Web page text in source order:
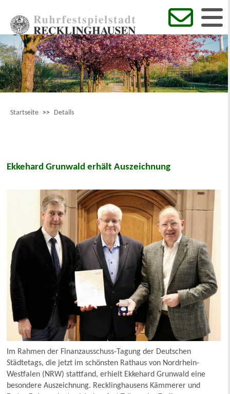
Startseite >> Details
Ekkehard Grunwald erhält Auszeichnung
Im Rahmen der Finanzausschuss-Tagung der Deutschen
Städtetags, die jetzt im schönsten Rathaus von Nordrhein-
Westfalen (NRW) stattfand, erhielt Ekkehard Grunwald eine
besondere Auszeichnung. Recklinghausens Kämmerer und